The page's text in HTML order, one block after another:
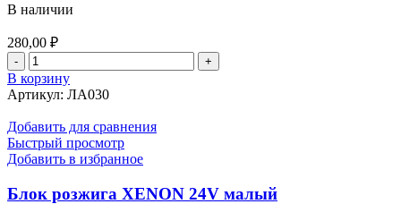
В наличии
280,00 ₽
Количество
товара
Лампа
галогенная
Н-4
24v
75/70w
В корзину
Артикул: ЛА030
Добавить для сравнения
Быстрый просмотр
Добавить в избранное
Блок розжига XENON 24V малый